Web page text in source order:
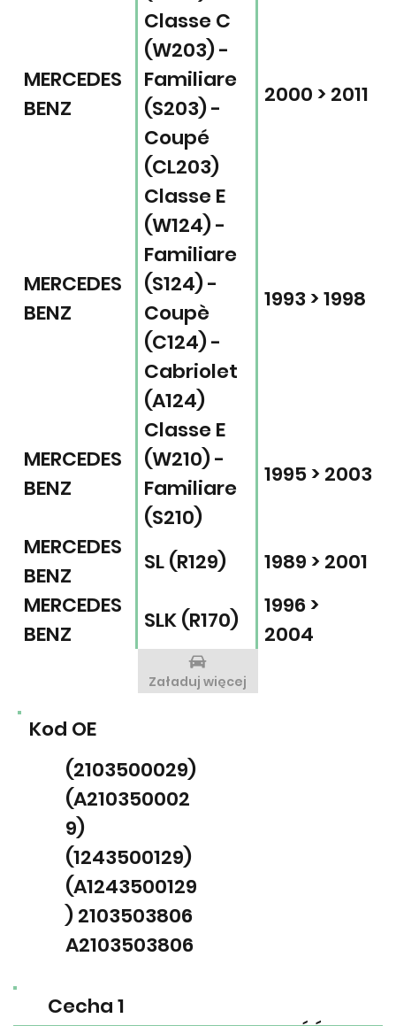
Cecha 1
Kod OE
(2103500029)
(A210350002
9)
(1243500129)
(A1243500129
) 2103503806
A2103503806
MERCEDES
BENZ
Classe C
(W203) -
Familiare
(S203) -
Coupé
(CL203)
2000 > 2011
MERCEDES
BENZ
Classe E
(W124) -
Familiare
(S124) -
Coupè
(C124) -
Cabriolet
(A124)
1993 > 1998
MERCEDES
BENZ
Classe E
(W210) -
Familiare
(S210)
1995 > 2003
MERCEDES
BENZ
SL (R129)
1989 > 2001
MERCEDES
BENZ
SLK (R170)
1996 >
2004
Załaduj więcej